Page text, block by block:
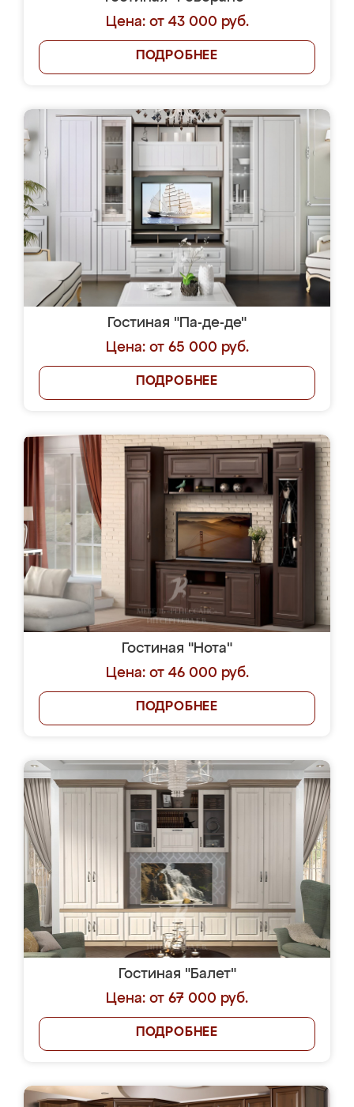
Цена: от 43 000 руб.
ПОДРОБНЕЕ
Гостиная "Па-де-де"
Цена: от 65 000 руб.
ПОДРОБНЕЕ
Гостиная "Нота"
Цена: от 46 000 руб.
ПОДРОБНЕЕ
Гостиная "Балет"
Цена: от 67 000 руб.
ПОДРОБНЕЕ